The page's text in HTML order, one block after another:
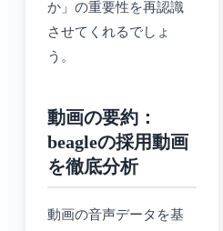
か」の重要性を再認識
させてくれるでしょ
う。
動画の要約：
beagleの採用動画
を徹底分析
動画の音声データを基